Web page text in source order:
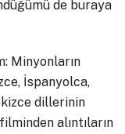
de buraya
Minyonların
İspanyolca,
dillerinin
alıntıların